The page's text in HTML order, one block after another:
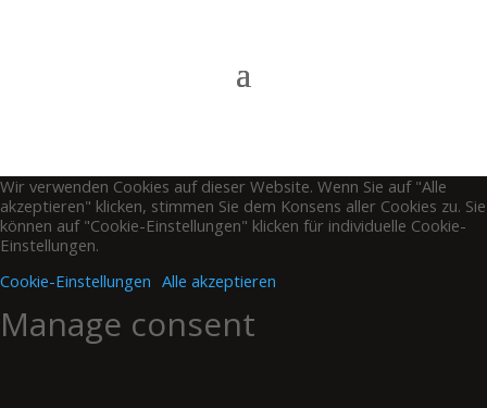
Wir verwenden Cookies auf dieser Website. Wenn Sie auf "Alle
akzeptieren" klicken, stimmen Sie dem Konsens aller Cookies zu. Sie
können auf "Cookie-Einstellungen" klicken für individuelle Cookie-
Einstellungen.
Cookie-Einstellungen Alle akzeptieren
Manage consent